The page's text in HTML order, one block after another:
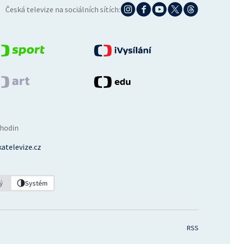
Česká televize na sociálních sítích:
Systém
RSS